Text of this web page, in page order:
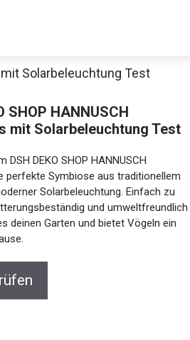
mit Solarbeleuchtung Test
SHOP HANNUSCH
mit Solarbeleuchtung Test
DSH DEKO SHOP HANNUSCH
perfekte Symbiose aus traditionellem
Solarbeleuchtung. Einfach zu
und umweltfreundlich
deinen Garten und bietet Vögeln ein